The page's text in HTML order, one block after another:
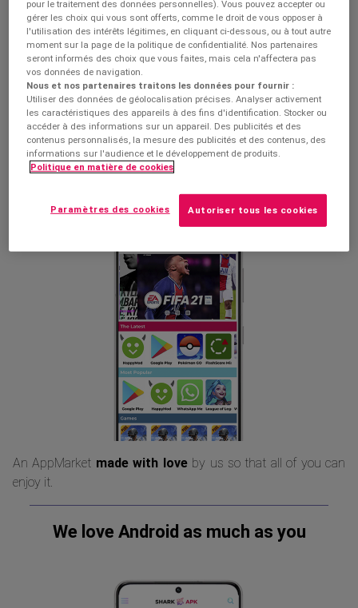
always offering up-to-date and completely safe applications
and games.
Discoverour entire catalog of applications and games for
your Android device and always have the latest version
available, as well as all the version history available
exclusively for you. Do you want to discover more?
By us. For you
An AppMarket made with loveby us so that all of you can
enjoy it.
We love Android as much as you
pour le traitement des données personnelles). Vous pouvez accepter ou
gérer les choix qui vous sont offerts, comme le droit de vous opposer à
l'utilisation des intérêts légitimes, en cliquant ci-dessous, ou à tout autre
moment sur la page de la politique de confidentialité. Nos partenaires
seront informés des choix que vous faites, mais cela n'affectera pas
vos données de navigation.
Nous et nos partenaires traitons les données pour fournir :
Utiliser des données de géolocalisation précises. Analyser activement
les caractéristiques des appareils à des fins d'identification. Stocker ou
accéder à des informations sur un appareil. Des publicités et des
contenus personnalisés, la mesure des publicités et des contenus, des
informations sur l'audience et le développement de produits.
Politique en matière de cookies
Autoriser tous les cookies
Paramètres des cookies